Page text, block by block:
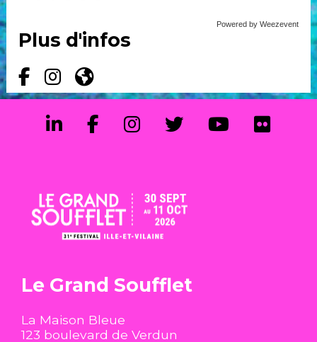
Powered by Weezevent
Plus d'infos
Le Grand Soufflet
La Maison Bleue
123 boulevard de Verdun